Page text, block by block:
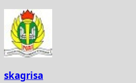
skagrisa